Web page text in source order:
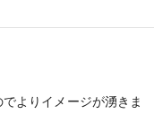
よりイメージが湧きま